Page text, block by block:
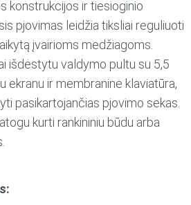
konstrukcijos ir tiesioginio
pjovimas leidžia tiksliai reguliuoti
įvairioms medžiagoms.
išdėstytu valdymo pultu su 5,5
ekranu ir membranine klaviatūra,
pasikartojančias pjovimo sekas.
kurti rankininiu būdu arba